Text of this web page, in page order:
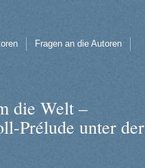
Fragen an die Autoren
die Welt –
Prélude unter der